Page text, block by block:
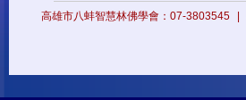
高雄市八蚌智慧林佛學會：07-3803545